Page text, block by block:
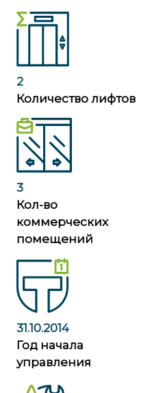
2
Количество лифтов
3
Кол-во
коммерческих
помещений
31.10.2014
Год начала
управления